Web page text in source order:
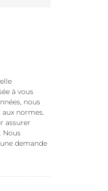
à vous
nous
normes.
assurer
Nous
demande